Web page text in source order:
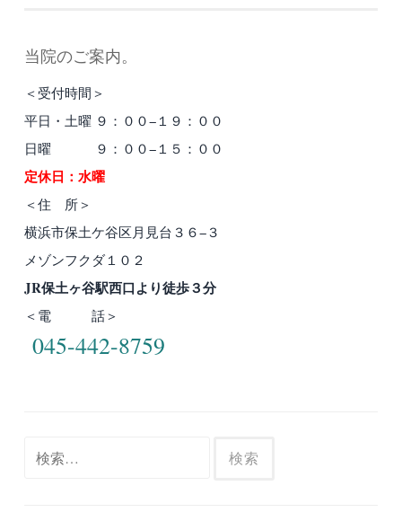
当院のご案内。
＜受付時間＞
平日・土曜 ９：００−１９：００
日曜 ９：００−１５：００
定休日：水曜
＜住 所＞
横浜市保土ケ谷区月見台３６−３
メゾンフクダ１０２
JR保土ヶ谷駅西口より徒歩３分
＜電 話＞
045-442-8759